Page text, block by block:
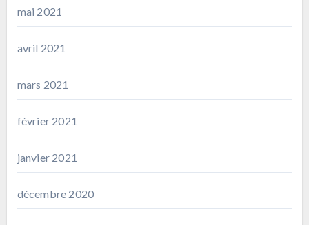
mai 2021
avril 2021
mars 2021
février 2021
janvier 2021
décembre 2020